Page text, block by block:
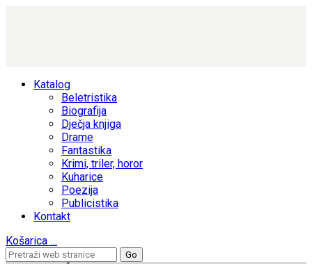
Katalog
Beletristika
Biografija
Dječja knjiga
Drame
Fantastika
Krimi, triler, horor
Kuharice
Poezija
Publicistika
Kontakt
Košarica …